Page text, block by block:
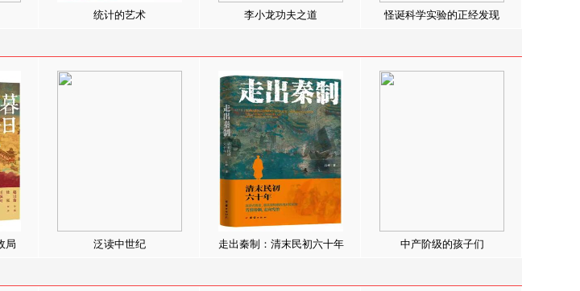
统计的艺术 李小龙功夫之道 怪诞科学实验的正经发现
局 泛读中世纪 走出秦制：清末民初六十年 中产阶级的孩子们